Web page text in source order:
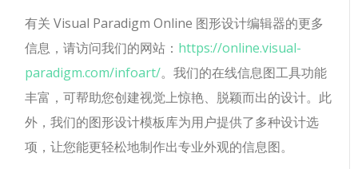
有关 Visual Paradigm Online 图形设计编辑器的更多
信息，请访问我们的网站： https://online.visual-
paradigm.com/infoart/。我们的在线信息图工具功能
丰富，可帮助您创建视觉上惊艳、脱颖而出的设计。此
外，我们的图形设计模板库为用户提供了多种设计选
项，让您能更轻松地制作出专业外观的信息图。